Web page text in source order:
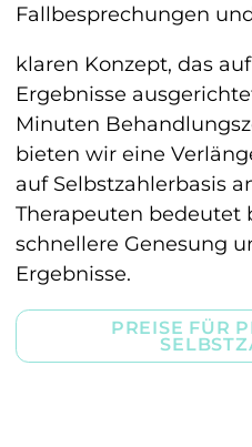
Fallbesprechungen
klaren Konzept, das
Ergebnisse
Minuten
bieten wir eine
auf Selbstzahlerbasis
Therapeuten bedeutet
schnellere Genesung
Ergebnisse.
PREISE FÜR